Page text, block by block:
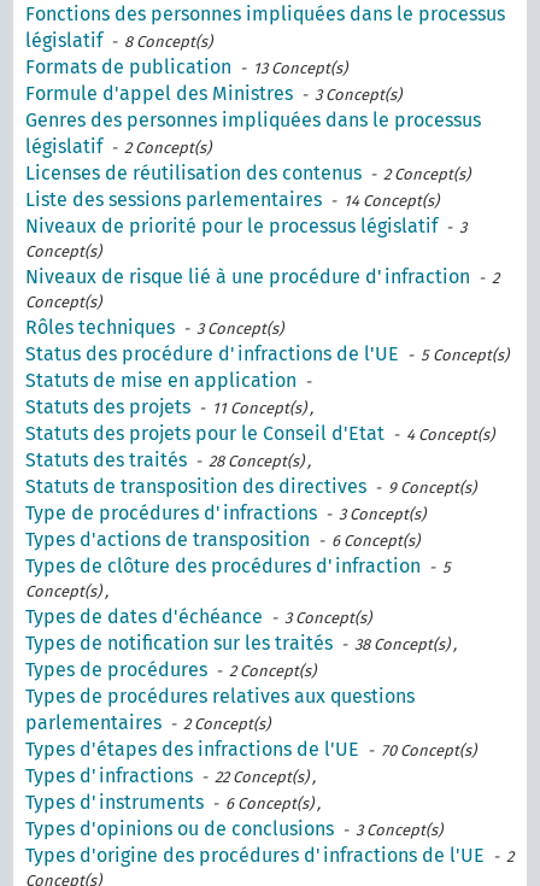
Fonctions des personnes impliquées dans le processus
législatif - 8 Concept(s)
Formats de publication - 13 Concept(s)
Formule d'appel des Ministres - 3 Concept(s)
Genres des personnes impliquées dans le processus
législatif - 2 Concept(s)
Licenses de réutilisation des contenus - 2 Concept(s)
Liste des sessions parlementaires - 14 Concept(s)
Niveaux de priorité pour le processus législatif - 3
Concept(s)
Niveaux de risque lié à une procédure d'infraction - 2
Concept(s)
Rôles techniques - 3 Concept(s)
Status des procédure d'infractions de l'UE - 5 Concept(s)
Statuts de mise en application -
Statuts des projets - 11 Concept(s) ,
Statuts des projets pour le Conseil d'Etat - 4 Concept(s)
Statuts des traités - 28 Concept(s) ,
Statuts de transposition des directives - 9 Concept(s)
Type de procédures d'infractions - 3 Concept(s)
Types d'actions de transposition - 6 Concept(s)
Types de clôture des procédures d'infraction - 5
Concept(s) ,
Types de dates d'échéance - 3 Concept(s)
Types de notification sur les traités - 38 Concept(s) ,
Types de procédures - 2 Concept(s)
Types de procédures relatives aux questions
parlementaires - 2 Concept(s)
Types d'étapes des infractions de l'UE - 70 Concept(s)
Types d'infractions - 22 Concept(s) ,
Types d'instruments - 6 Concept(s) ,
Types d'opinions ou de conclusions - 3 Concept(s)
Types d'origine des procédures d'infractions de l'UE - 2
Concept(s)